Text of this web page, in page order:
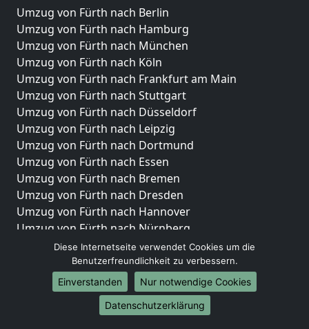
Umzug von Fürth nach Berlin
Umzug von Fürth nach Hamburg
Umzug von Fürth nach München
Umzug von Fürth nach Köln
Umzug von Fürth nach Frankfurt am Main
Umzug von Fürth nach Stuttgart
Umzug von Fürth nach Düsseldorf
Umzug von Fürth nach Leipzig
Umzug von Fürth nach Dortmund
Umzug von Fürth nach Essen
Umzug von Fürth nach Bremen
Umzug von Fürth nach Dresden
Umzug von Fürth nach Hannover
Umzug von Fürth nach Nürnberg
Umzug von Fürth nach Duisburg
Umzug von Fürth nach Bochum
Umzug von Fürth nach Wuppertal
Umzug von Fürth nach Bielefeld
Umzug von Fürth nach Bonn
Diese Internetseite verwendet Cookies um die
Benutzerfreundlichkeit zu verbessern.
Einverstanden
Nur notwendige Cookies
Datenschutzerklärung